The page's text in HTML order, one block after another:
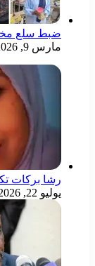
ضبط سلع
مارس 9, 2026
رشا بركات
يوليو 22, 2026